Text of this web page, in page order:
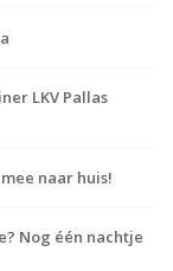
LKV Pallas
naar huis!
Nog één nachtje